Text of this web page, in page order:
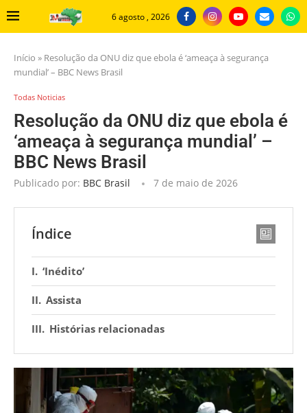
6 agosto , 2026
Início » Resolução da ONU diz que ebola é ‘ameaça à segurança
mundial’ – BBC News Brasil
Todas Noticias
Resolução da ONU diz que ebola é
‘ameaça à segurança mundial’ –
BBC News Brasil
Publicado por: BBC Brasil 7 de maio de 2026
Índice
‘Inédito’
Assista
Histórias relacionadas